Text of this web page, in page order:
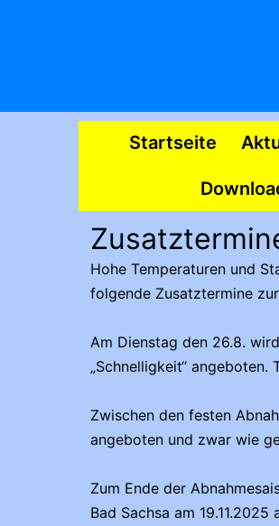
MTV
HerzbergStartseite
Hohe Temperaturen und
folgende Zusatztermine
Am Dienstag den 26.8.
„Schnelligkeit“
Zwischen den festen
angeboten und zwar wie
Zum Ende der
Bad Sachsa am